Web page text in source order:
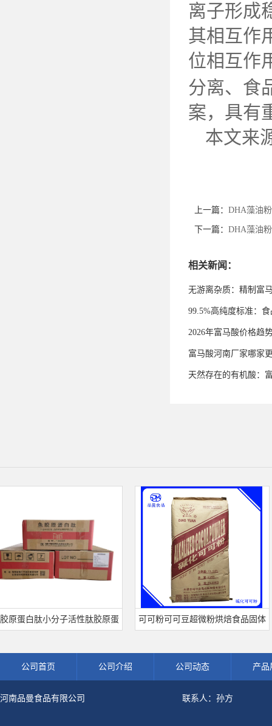
离子形成
其相互作
位相互作
分离、食
案，具有
本文来
上一篇： DHA藻油
下一篇： DHA藻油
相关新闻：
无游离杂质：精制富
99.5%高纯度标准：
2026年富马酸价格趋
富马酸河南厂家哪家
天然存在的有机酸：
肽小分子活性肽胶原蛋 可可粉可可豆超微粉烘焙食品固体 宁
公司首页 公司介绍 公司动态 产品
河南品曼食品有限公司 联系人：孙方